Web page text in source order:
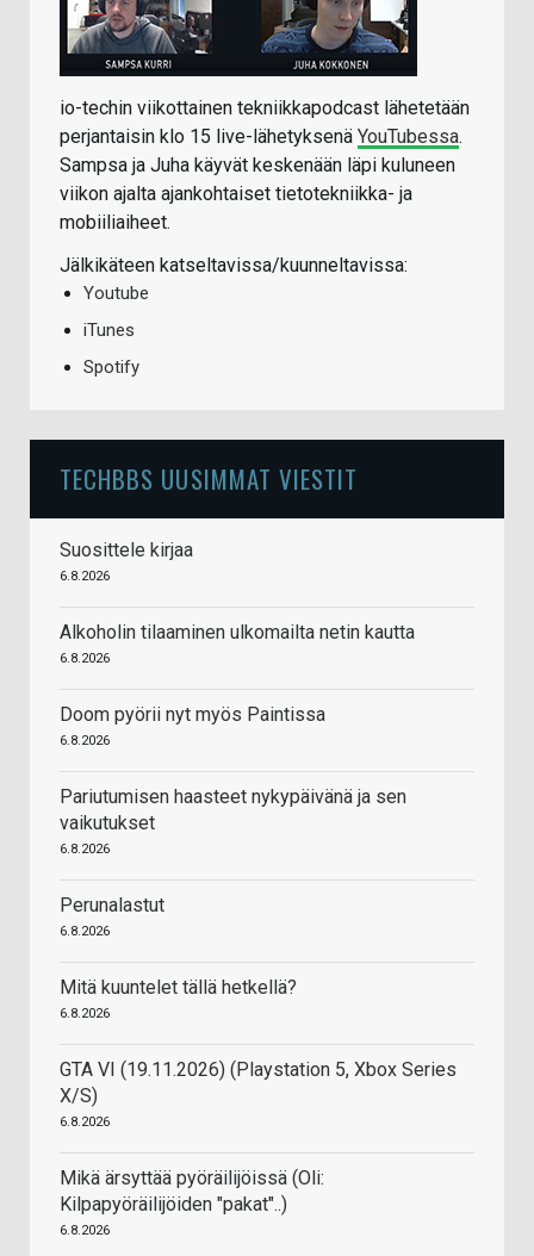
io-techin viikottainen tekniikkapodcast lähetetään
perjantaisin klo 15 live-lähetyksenä YouTubessa.
Sampsa ja Juha käyvät keskenään läpi kuluneen
viikon ajalta ajankohtaiset tietotekniikka- ja
mobiiliaiheet.
Jälkikäteen katseltavissa/kuunneltavissa:
Youtube
iTunes
Spotify
TECHBBS UUSIMMAT VIESTIT
Suosittele kirjaa
6.8.2026
Alkoholin tilaaminen ulkomailta netin kautta
6.8.2026
Doom pyörii nyt myös Paintissa
6.8.2026
Pariutumisen haasteet nykypäivänä ja sen
vaikutukset
6.8.2026
Perunalastut
6.8.2026
Mitä kuuntelet tällä hetkellä?
6.8.2026
GTA VI (19.11.2026) (Playstation 5, Xbox Series
X/S)
6.8.2026
Mikä ärsyttää pyöräilijöissä (Oli:
Kilpapyöräilijöiden "pakat"..)
6.8.2026